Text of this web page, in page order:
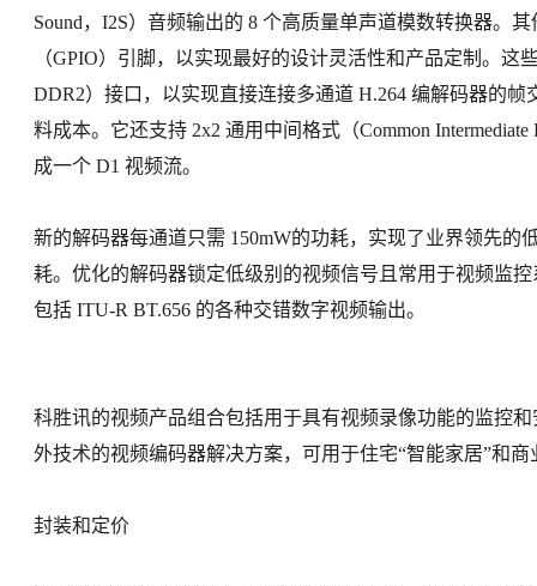
Sound，I2S）音频输出的 8 个高质量单声道模数转换器。
（GPIO）引脚，以实现最好的设计灵活性和产品定制。这
DDR2）接口，以实现直接连接多通道 H.264 编解码器的
料成本。它还支持 2x2 通用中间格式（Common
成一个 D1 视频流。
新的解码器每通道只需 150mW的功耗，实现了业界领先
耗。优化的解码器锁定低级别的视频信号且常用于视频监
包括 ITU-R BT.656 的各种交错数字视频输出。
科胜讯的视频产品组合包括用于具有视频录像功能的监控
外技术的视频编码器解决方案，可用于住宅“智能家居”和商
封装和定价